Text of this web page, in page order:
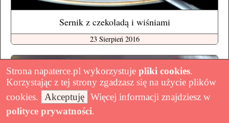
Sernik z czekoladą i wiśniami
23 Sierpień 2016
Strona napaterce.pl wykorzystuje pliki cookies.
Korzystając z tej strony zgadzasz się na użycie plików
cookies.
Akceptuję Więcej informacji znajdziesz w
polityce prywatności.